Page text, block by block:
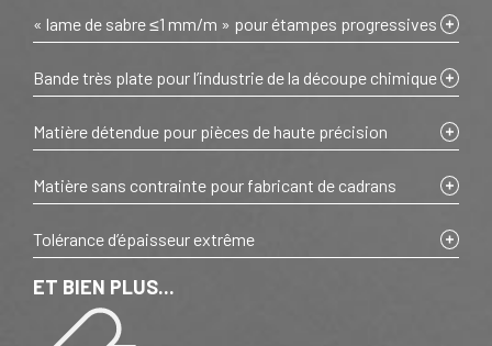
« lame de sabre ≤1 mm/m » pour étampes progressives
Bande très plate pour l’industrie de la découpe chimique
Matière détendue pour pièces de haute précision
Matière sans contrainte pour fabricant de cadrans
Tolérance d’épaisseur extrême
ET BIEN PLUS...